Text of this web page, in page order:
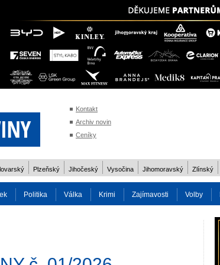
Kontakt
Archiv novin
Ceníky
Plzeňský Jihočeský Vysočina Jihomoravský Zlínský
Politika Válka Krimi Zajímavosti Volby